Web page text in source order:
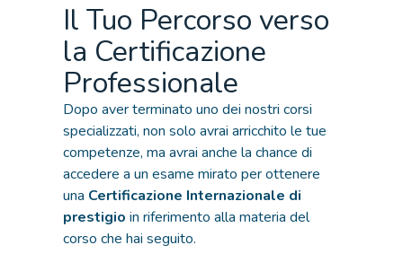
Il Tuo Percorso verso
la Certificazione
Professionale
Dopo aver terminato uno dei nostri corsi
specializzati, non solo avrai arricchito le tue
competenze, ma avrai anche la chance di
accedere a un esame mirato per ottenere
una Certificazione Internazionale di
prestigio in riferimento alla materia del
corso che hai seguito.